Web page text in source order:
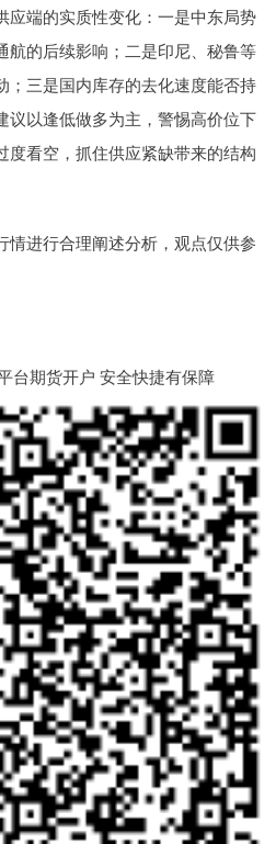
端的实质性变化：一是中东局势
航的后续影响；二是印尼、秘鲁等
；三是国内库存的去化速度能否持
议以逢低做多为主，警惕高价位下
度看空，抓住供应紧缺带来的结构
进行合理阐述分析，观点仅供参
台期货开户 安全快捷有保障